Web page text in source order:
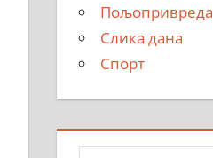
Пољопривреда
Слика дана
Спорт